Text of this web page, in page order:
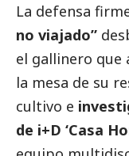
La defensa
no viajado”
el gallinero que
la mesa de su
cultivo e
de i+D ‘Casa